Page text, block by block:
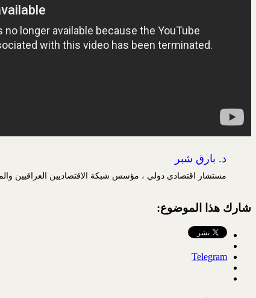
د. بارق شبر
مستشار اقتصادي دولي ، مؤسس شبكة الاقتصاديين العراقيين
شارك هذا الموضوع:
Telegram